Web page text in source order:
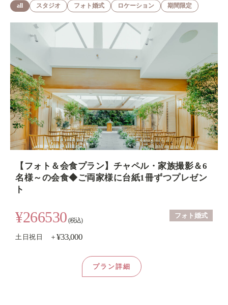
スタジオ フォト婚式 ロケーション 期間限定
all
【フォト＆会食プラン】チャペル・家族撮影＆6
名様～の会食◆ご両家様に台紙1冊ずつプレゼン
ト
¥266530 (税込)
フォト婚式
土日祝日 ＋ ¥33,000
プラン詳細